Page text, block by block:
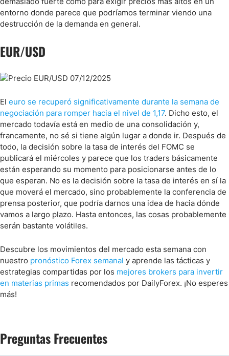
entorno donde parece que podríamos terminar viendo una
destrucción de la demanda en general.
EUR/USD
El euro se recuperó significativamente durante la semana de
negociación para romper hacia el nivel de 1,17. Dicho esto, el
mercado todavía está en medio de una consolidación y,
francamente, no sé si tiene algún lugar a donde ir. Después de
todo, la decisión sobre la tasa de interés del FOMC se
publicará el miércoles y parece que los traders básicamente
están esperando su momento para posicionarse antes de lo
que esperan. No es la decisión sobre la tasa de interés en sí la
que moverá el mercado, sino probablemente la conferencia de
prensa posterior, que podría darnos una idea de hacia dónde
vamos a largo plazo. Hasta entonces, las cosas probablemente
serán bastante volátiles.
Descubre los movimientos del mercado esta semana con
nuestro pronóstico Forex semanal y aprende las tácticas y
estrategias compartidas por los mejores brokers para invertir
en materias primas recomendados por DailyForex. ¡No esperes
más!
Preguntas Frecuentes